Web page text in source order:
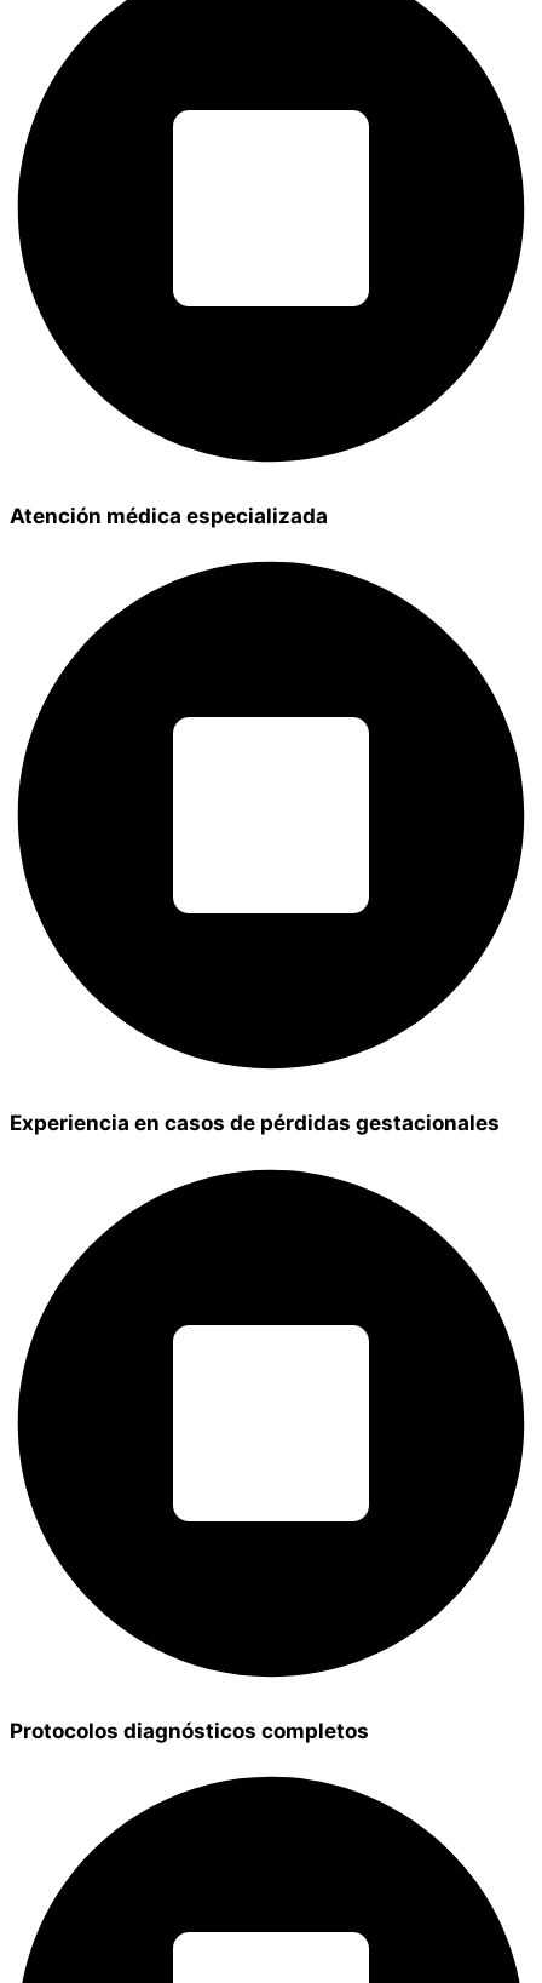
Atención médica especializada
Experiencia en casos de pérdidas gestacionales
Protocolos diagnósticos completos